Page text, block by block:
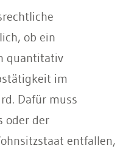
ob ein
quantitativ
im
Dafür muss
oder der
entfallen,